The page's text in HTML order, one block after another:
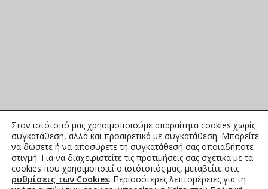
Στον ιστότοπό μας χρησιμοποιούμε απαραίτητα cookies χωρίς
συγκατάθεση, αλλά και προαιρετικά με συγκατάθεση. Μπορείτε
να δώσετε ή να αποσύρετε τη συγκατάθεσή σας οποιαδήποτε
στιγμή. Για να διαχειριστείτε τις προτιμήσεις σας σχετικά με τα
cookies που χρησιμοποιεί ο ιστότοπός μας, μεταβείτε στις
ρυθμίσεις των Cookies. Περισσότερες λεπτομέρειες για τη